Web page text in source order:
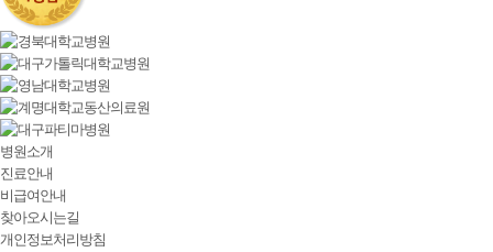
병원소개
진료안내
비급여안내
찾아오시는길
개인정보처리방침